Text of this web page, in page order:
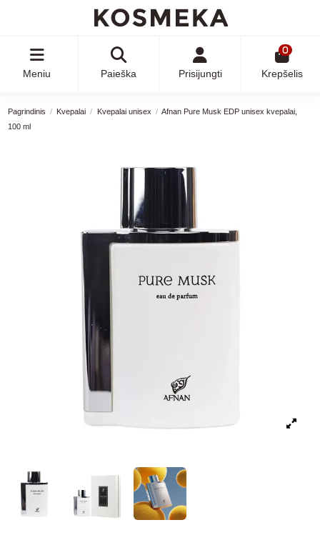
Meniu Paieška Prisijungti
0
Krepšelis
Pagrindinis Kvepalai Kvepalai unisex
Afnan Pure Musk EDP unisex kvepalai,
100 ml